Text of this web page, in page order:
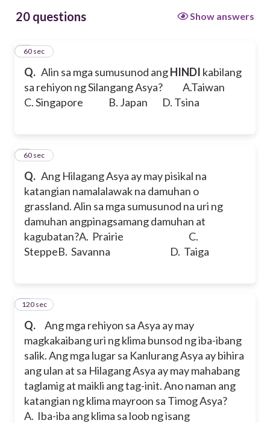
20 questions Show answers
Q. Alin sa mga sumusunod angHINDI kabilang
sa rehiyon ng Silangang Asya?
A.Taiwan
C. Singapore
B. Japan D. Tsina
160 sec
Q. Ang Hilagang Asya ay may pisikal na
katangian namalalawak na damuhan o
grassland. Alin sa mga sumusunod na uri ng
damuhan angpinagsamang damuhan at
kagubatan?A. Prairie C.
SteppeB. Savanna D. Taiga
260 sec
Q.
Ang mga rehiyon sa Asya ay may
magkakaibang uri ng klima bunsod ng iba-ibang
salik. Ang mga lugar sa Kanlurang Asya ay bihira
ang ulan at sa Hilagang Asya ay may mahabang
taglamig at maikli ang tag-init. Ano naman ang
katangian ng klima mayroon sa Timog Asya?
A. Iba-iba ang klima sa loob ng isang
3
120 sec